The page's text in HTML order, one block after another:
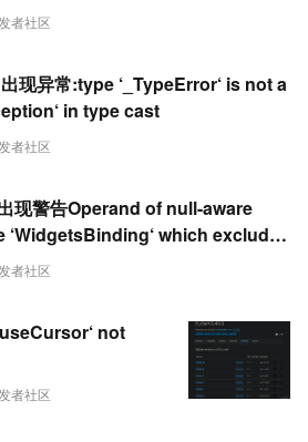
者社区
者社区
现异常:type ‘_TypeError‘ is not a
in type cast
者社区
现警告Operand of null-aware
‘WidgetsBinding‘ which excludes
者社区
not